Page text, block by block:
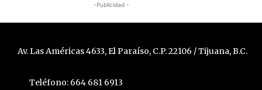
-Publicidad -
Av. Las Américas 4633, El Paraíso, C.P. 22106 / Tijuana, B.C.
Teléfono: 664 681 6913